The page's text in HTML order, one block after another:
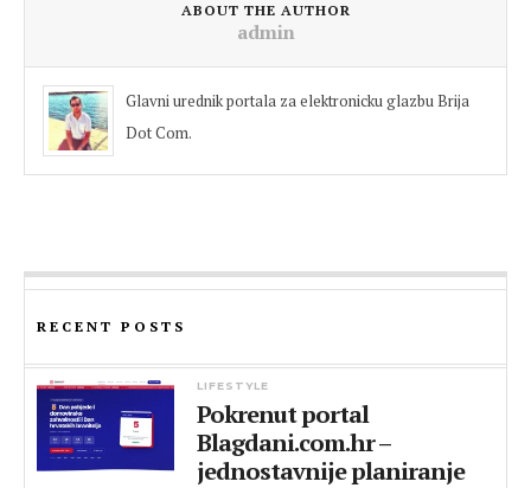
ABOUT THE AUTHOR
admin
Glavni urednik portala za elektronicku glazbu Brija
Dot Com.
RECENT POSTS
LIFESTYLE
Pokrenut portal
Blagdani.com.hr –
jednostavnije planiranje